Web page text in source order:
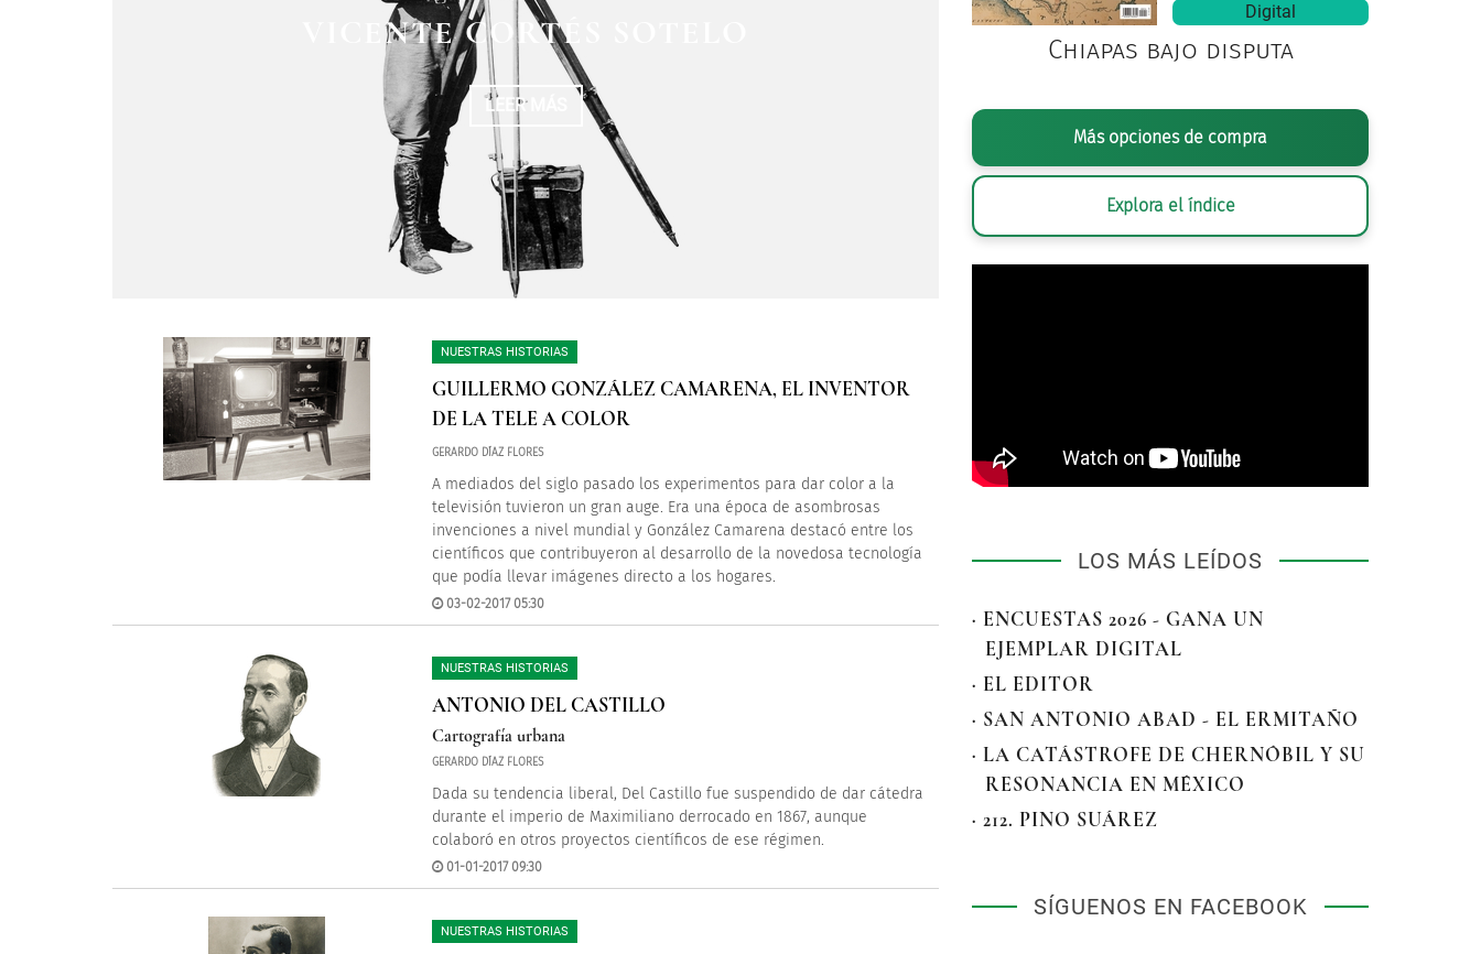
VICENTE CORTÉS SOTELO
LEER MÁS
INSURGENTE MARIANO MATAMOROS
LEER MÁS
TORRES
LEER MÁS
NUESTRAS HISTORIAS
GUILLERMO GONZÁLEZ CAMARENA, EL INVENTOR
DE LA TELE A COLOR
GERARDO DÍAZ FLORES
A mediados del siglo pasado los experimentos para dar color a la
televisión tuvieron un gran auge. Era una época de asombrosas
invenciones a nivel mundial y González Camarena destacó entre los
científicos que contribuyeron al desarrollo de la novedosa tecnología
que podía llevar imágenes directo a los hogares.
03-02-2017 05:30
NUESTRAS HISTORIAS
ANTONIO DEL CASTILLO
Cartografía urbana
GERARDO DÍAZ FLORES
Dada su tendencia liberal, Del Castillo fue suspendido de dar cátedra
durante el imperio de Maximiliano derrocado en 1867, aunque
colaboró en otros proyectos científicos de ese régimen.
01-01-2017 09:30
NUESTRAS HISTORIAS
Digital
Chiapas bajo disputa
Más opciones de compra
Explora el índice
LOS MÁS LEÍDOS
· ENCUESTAS 2026 - GANA UN
EJEMPLAR DIGITAL
· EL EDITOR
· SAN ANTONIO ABAD - EL ERMITAÑO
· LA CATÁSTROFE DE CHERNÓBIL Y SU
RESONANCIA EN MÉXICO
· 212. PINO SUÁREZ
SÍGUENOS EN FACEBOOK